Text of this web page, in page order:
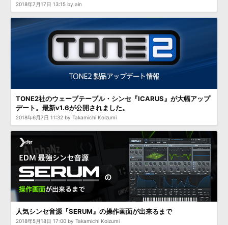
2018年7月17日 13:15 by ain
TONE2社のウェーブテーブル・シンセ『ICARUS』が大幅アップ
デート。最新v1.6が公開されました。
2018年6月7日 11:32 by Takamichi Koizumi
人気シンセ音源『SERUM』の操作画面が出来るまで
2018年5月18日 17:00 by Takamichi Koizumi